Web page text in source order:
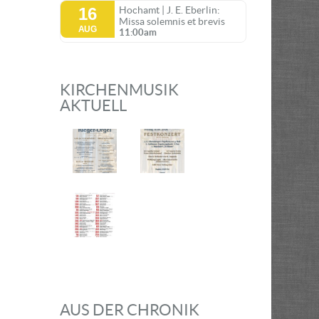
16
AUG
Hochamt | J. E. Eberlin:
Missa solemnis et brevis
11:00am
KIRCHENMUSIK
AKTUELL
AUS DER CHRONIK